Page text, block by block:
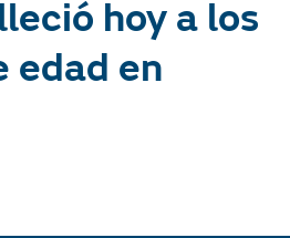
hoy a los
edad en